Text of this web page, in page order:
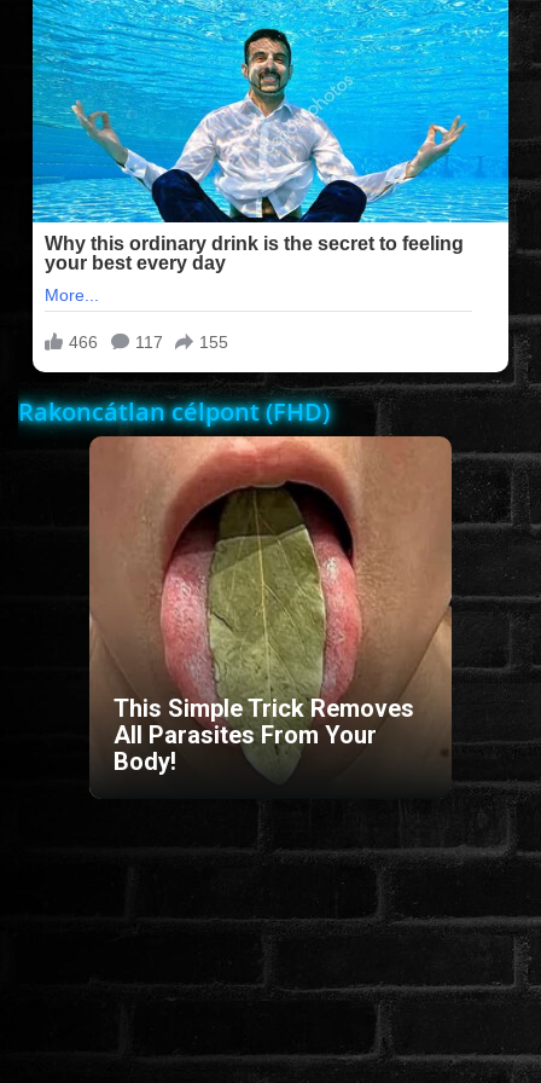
FILMEK (2025-ÖS)
FILMEK (2024-ES)
FILMEK (2023-AS)
FILMEK (2022-ES)
FELIRATOS FILMEK
AKCIÓ
Rakoncátlan célpont (FHD)
This Simple Trick Removes
All Parasites From Your
Body!